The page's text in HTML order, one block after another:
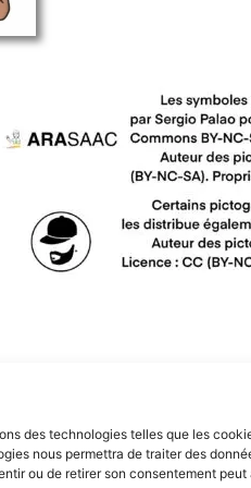
des technologies telles que les
nous permettra de traiter des
ou de retirer son consentement